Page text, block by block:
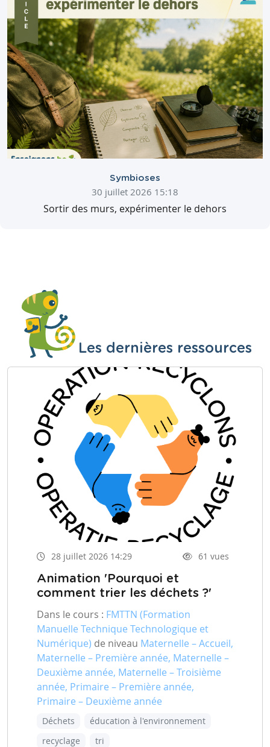
Symbioses
30 juillet 2026 15:18
Sortir des murs, expérimenter le dehors
Les dernières ressources
28 juillet 2026 14:29 61 vues
Animation 'Pourquoi et
comment trier les déchets ?'
Dans le cours : FMTTN (Formation
Manuelle Technique Technologique et
Numérique) de niveau Maternelle – Accueil,
Maternelle – Première année, Maternelle –
Deuxième année, Maternelle – Troisième
année, Primaire – Première année,
Primaire – Deuxième année
Déchets
éducation à l'environnement
recyclage
tri